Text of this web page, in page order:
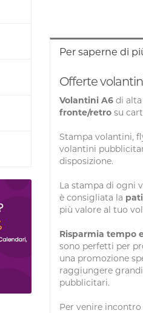
Per saperne di
Offerte
Volantini A6 di
fronte/retro su
Stampa volantini,
volantini
disposizione.
La stampa di ogni
è consigliata la
più valore al tuo
Risparmia tempo
sono perfetti per
una promozione
raggiungere
pubblicitari.
Per venire